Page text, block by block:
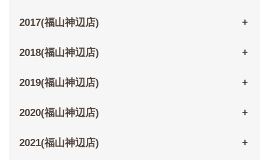
2017(福山神辺店)
2018(福山神辺店)
2019(福山神辺店)
2020(福山神辺店)
2021(福山神辺店)